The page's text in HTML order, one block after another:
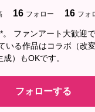
16 フォロー 16 フォ
ァンアート大歓迎で
いる作品はコラボ（改
）もOKです。
フォローする